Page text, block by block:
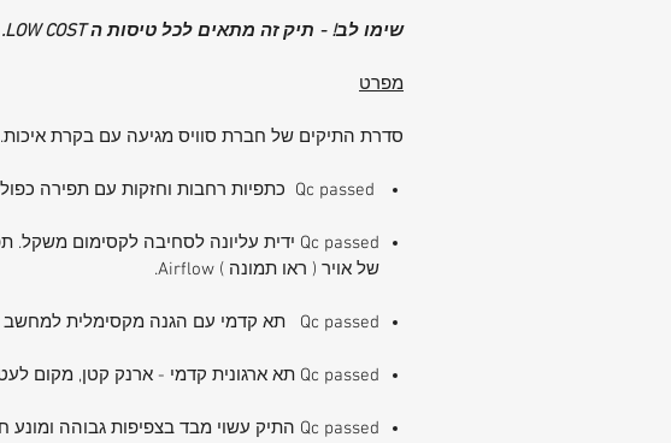
שימו לב! - תיק זה מתאים לכל טיסות ה LOW COST.
מפרט
סדרת התיקים של חברת סוויס מגיעה עם בקרת איכות.
של אויר ( ראו תמונה ) Airflow.
Qc passed תא קדמי עם הגנה מקסימלית למחשב לפטופ 16" ומטה.
Qc passed תא ארגונית קדמי - ארנק קטן, מקום לעטים - מסמכים וכ"ו -